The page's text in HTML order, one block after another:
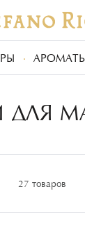
АРОМАТЫ
ДЛЯ
27 товаров